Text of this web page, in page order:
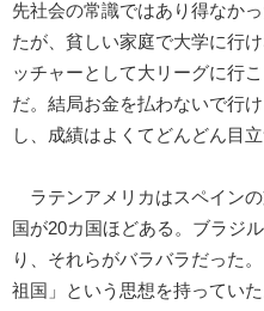
先社会の常識ではあり得なか
たが、貧しい家庭で大学に行
ッチャーとして大リーグに行
だ。結局お金を払わないで行
し、成績はよくてどんどん目
ラテンアメリカはスペイン
国が20カ国ほどある。ブラジ
り、それらがバラバラだった
祖国」という思想を持ってい